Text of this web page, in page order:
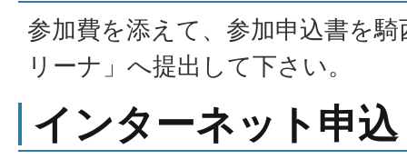
参加費を添えて、参加申込書を
リーナ」へ提出して下さい。
インターネット申